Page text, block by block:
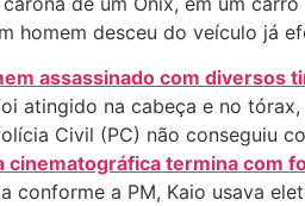
homem desceu do veículo já
assassinado com diversos
atingido na cabeça e no
Civil (PC) não conseguiu
cinematográfica termina com
conforme a PM, Kaio usava